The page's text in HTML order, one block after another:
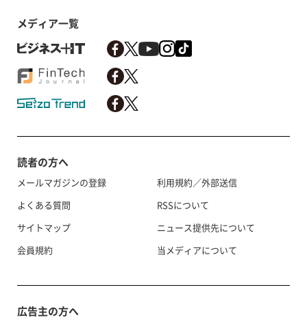
メディア一覧
読者の方へ
メールマガジンの登録
よくある質問
サイトマップ
会員規約
利用規約／外部送信
RSSについて
ニュース提供先について
当メディアについて
広告主の方へ